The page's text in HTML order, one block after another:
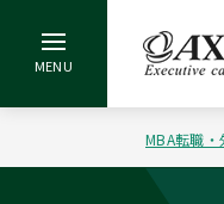
MBA転職・